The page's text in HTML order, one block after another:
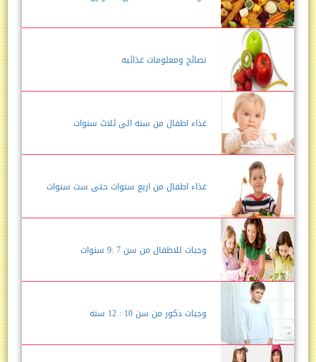
نصائح ومعلومات غذائيه
غذاء اطفال من سنه الى ثلاث سنوات
غذاء اطفال من اربع سنوات حتى ست سنوات
وجبات للاطفال من سن 7 :9 سنوات
وجبات ذكور من سن 10 : 12 سنه